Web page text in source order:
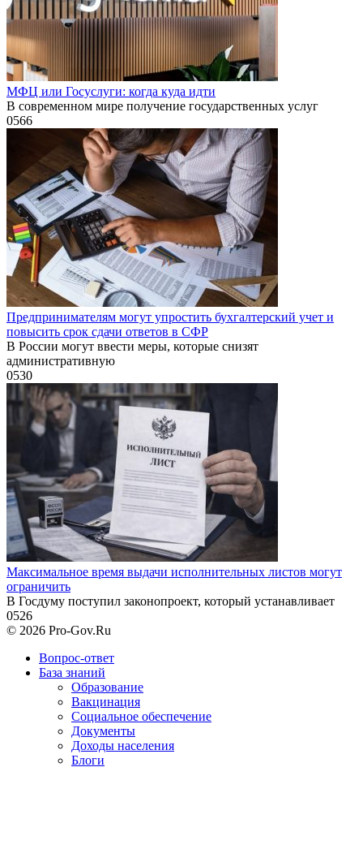
МФЦ или Госуслуги: когда куда идти
В современном мире получение государственных услуг
0566
Предпринимателям могут упростить бухгалтерский учет и
повысить срок сдачи ответов в СФР
В России могут ввести меры, которые снизят
административную
0530
Максимальное время выдачи исполнительных листов могут
ограничить
В Госдуму поступил законопроект, который устанавливает
0526
© 2026 Pro-Gov.Ru
Вопрос-ответ
База знаний
Образование
Вакцинация
Социальное обеспечение
Документы
Доходы населения
Блоги